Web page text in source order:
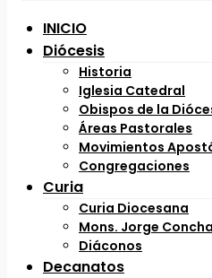
INICIO
Diócesis
Historia
Iglesia Catedral
Obispos de la
Áreas Pastorales
Movimientos
Congregaciones
Curia
Curia Diocesana
Mons. Jorge
Diáconos
Decanatos